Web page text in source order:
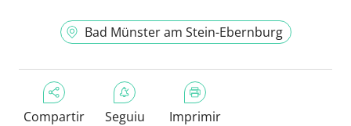
Bad Münster am Stein-Ebernburg
Compartir Seguiu Imprimir